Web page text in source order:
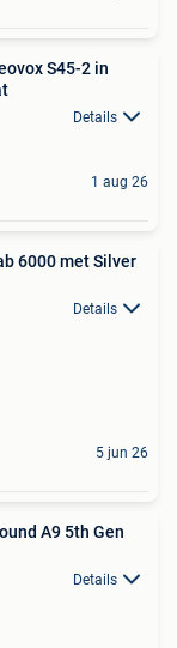
S45-2 in
Details
1 aug 26
6000 met Silver
Details
5 jun 26
A9 5th Gen
Details